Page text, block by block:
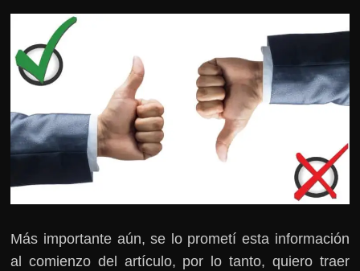
Más importante aún, se lo prometí esta información
al comienzo del artículo, por lo tanto, quiero traer